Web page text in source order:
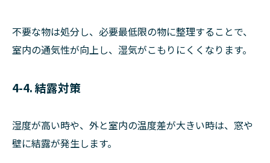
不要な物は処分し、必要最低限の物に整理することで、
室内の通気性が向上し、湿気がこもりにくくなります。
4-4. 結露対策
湿度が高い時や、外と室内の温度差が大きい時は、窓や
壁に結露が発生します。